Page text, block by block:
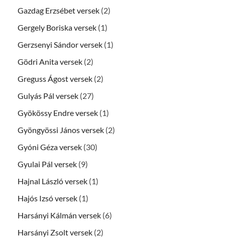
Gazdag Erzsébet versek (2)
Gergely Boriska versek (1)
Gerzsenyi Sándor versek (1)
Gödri Anita versek (2)
Greguss Ágost versek (2)
Gulyás Pál versek (27)
Gyökössy Endre versek (1)
Gyöngyössi János versek (2)
Gyóni Géza versek (30)
Gyulai Pál versek (9)
Hajnal László versek (1)
Hajós Izsó versek (1)
Harsányi Kálmán versek (6)
Harsányi Zsolt versek (2)